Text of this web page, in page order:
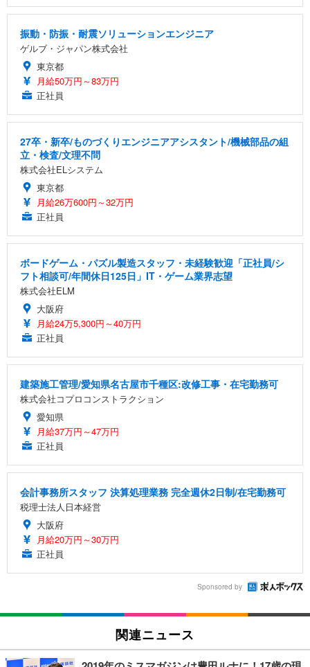
振動・防振・耐震ソリューションエンジニア
ゲルブ・ジャパン株式会社
東京都
月給50万円～83万円
正社員
27卒・新卒/ものづくりエンジニアアシスタント/機械部品の組
立・検査/文理不問
株式会社ELシステム
東京都
月給26万600円～32万円
正社員
ボードゲーム・パズル製造スタッフ・未経験歓迎「正社員/シ
フト相談可/年間休日125日」IT・ゲーム業界志望
株式会社ELM
大阪府
月給24万5,300円～40万円
正社員
建築施工管理/愛知県名古屋市千種区:改修工事・在宅勤務可
株式会社コプロコンストラクション
愛知県
月給37万円～47万円
正社員
会計事務所スタッフ 決算処理業務 完全週休2日制/在宅勤務可
税理士法人日本経営
大阪府
月給20万円～30万円
正社員
Sponsored by
関連ニュース